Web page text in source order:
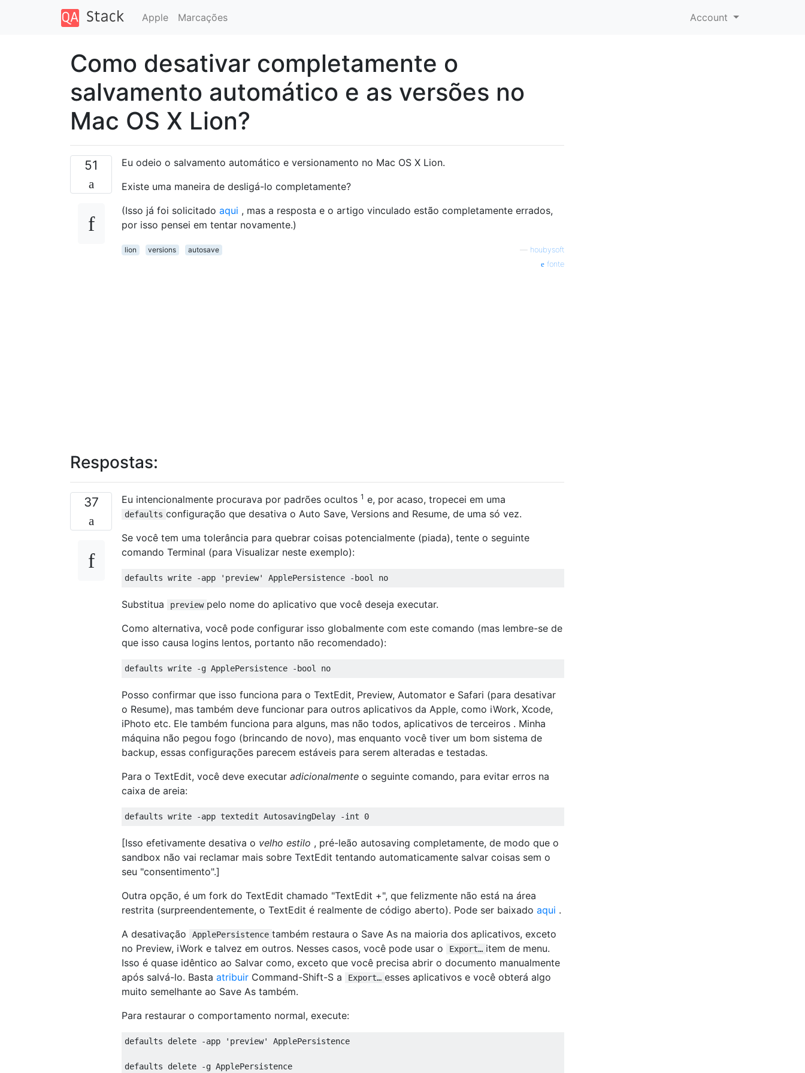
Apple Marcações Account
Como desativar completamente o
salvamento automático e as versões no
Mac OS X Lion?
51
Eu odeio o salvamento automático e versionamento no Mac OS X Lion.
Existe uma maneira de desligá-lo completamente?
(Isso já foi solicitado aqui , mas a resposta e o artigo vinculado estão completamente errados,
por isso pensei em tentar novamente.)
lion versions autosave
houbysoft
fonte
Respostas:
37 Eu intencionalmente procurava por padrões ocultos 1 e, por acaso, tropecei em uma
defaults configuração que desativa o Auto Save, Versions and Resume, de uma só vez.
Se você tem uma tolerância para quebrar coisas potencialmente (piada), tente o seguinte
comando Terminal (para Visualizar neste exemplo):
Substitua preview pelo nome do aplicativo que você deseja executar.
Como alternativa, você pode configurar isso globalmente com este comando (mas lembre-se de
que isso causa logins lentos, portanto não recomendado):
Posso confirmar que isso funciona para o TextEdit, Preview, Automator e Safari (para desativar
o Resume), mas também deve funcionar para outros aplicativos da Apple, como iWork, Xcode,
iPhoto etc. Ele também funciona para alguns, mas não todos, aplicativos de terceiros . Minha
máquina não pegou fogo (brincando de novo), mas enquanto você tiver um bom sistema de
backup, essas configurações parecem estáveis ​​para serem alteradas e testadas.
Para o TextEdit, você deve executar adicionalmente o seguinte comando, para evitar erros na
caixa de areia:
[Isso efetivamente desativa o velho estilo , pré-leão autosaving completamente, de modo que o
sandbox não vai reclamar mais sobre TextEdit tentando automaticamente salvar coisas sem o
seu "consentimento".]
Outra opção, é um fork do TextEdit chamado "TextEdit +", que felizmente não está na área
restrita (surpreendentemente, o TextEdit é realmente de código aberto). Pode ser baixado aqui .
A desativação
ApplePersistence também restaura o Save As na maioria dos aplicativos, exceto
no Preview, iWork e talvez em outros. Nesses casos, você pode usar o
Export… item de menu.
Isso é quase idêntico ao Salvar como, exceto que você precisa abrir o documento manualmente
após salvá-lo. Basta atribuir Command-Shift-S a Export… esses aplicativos e você obterá algo
muito semelhante ao Save As também.
Para restaurar o comportamento normal, execute:
defaults delete -app 'preview' ApplePersistence
defaults delete -g ApplePersistence